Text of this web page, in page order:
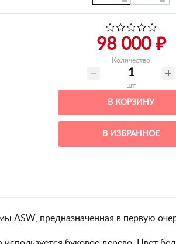
98 000 ₽
Количество
шт
В КОРЗИНУ
В ИЗБРАННОЕ
ASW, предназначенная в первую